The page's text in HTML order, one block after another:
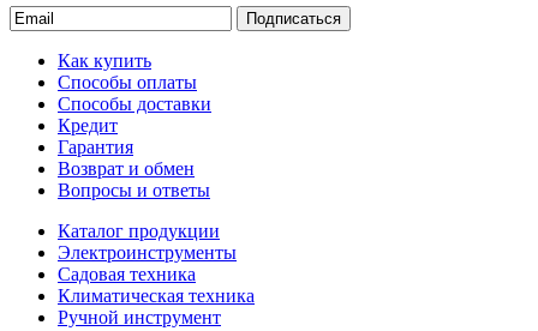
Подписаться
Как купить
Способы оплаты
Способы доставки
Кредит
Гарантия
Возврат и обмен
Вопросы и ответы
Каталог продукции
Электроинструменты
Садовая техника
Климатическая техника
Ручной инструмент